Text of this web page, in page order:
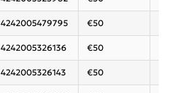
4242005479795 €50
4242005326136 €50
4242005326143 €50